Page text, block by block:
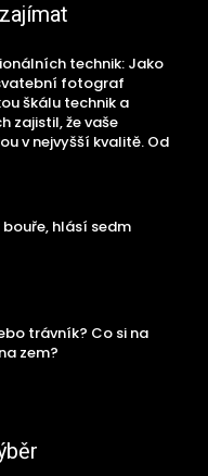
technik: Jako
fotograf
škálu technik a
zajistil, že vaše
v nejvyšší kvalitě. Od
hlásí sedm
trávník? Co si na
zem?